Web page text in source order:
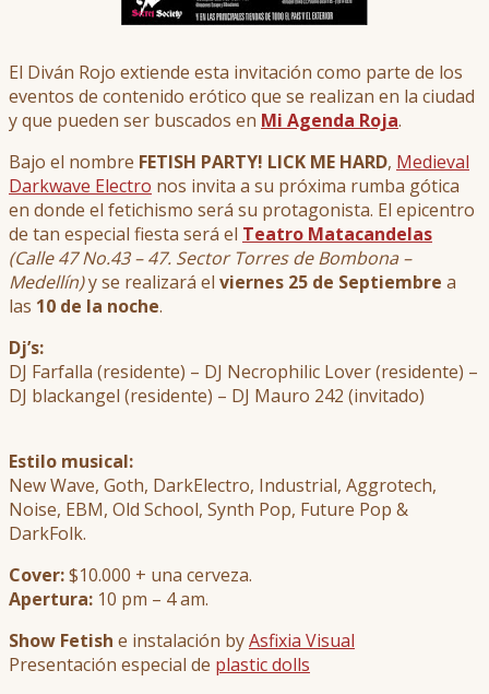
El Diván Rojo extiende esta invitación como parte de los
eventos de contenido erótico que se realizan en la ciudad
y que pueden ser buscados en Mi Agenda Roja.
Bajo el nombre FETISH PARTY! LICK ME HARD, Medieval
Darkwave Electro nos invita a su próxima rumba gótica
en donde el fetichismo será su protagonista. El epicentro
de tan especial fiesta será el Teatro Matacandelas
(Calle 47 No.43 – 47. Sector Torres de Bombona –
Medellín)y se realizará el viernes 25 de Septiembre a
las 10 de la noche.
Dj’s:
DJ Farfalla (residente) – DJ Necrophilic Lover (residente) –
DJ blackangel (residente) – DJ Mauro 242 (invitado)
Estilo musical:
New Wave, Goth, DarkElectro, Industrial, Aggrotech,
Noise, EBM, Old School, Synth Pop, Future Pop &
DarkFolk.
Cover:$10.000 + una cerveza.
Apertura: 10 pm – 4 am.
Show Fetish e instalación byAsfixia Visual
Presentación especial de plastic dolls